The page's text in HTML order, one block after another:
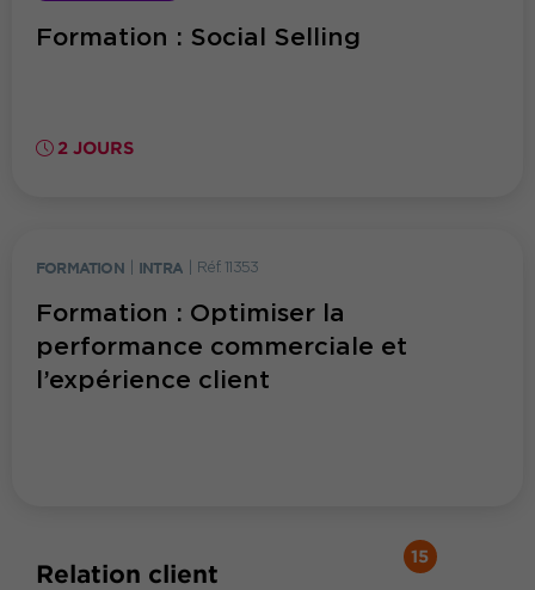
Formation : Social Selling
2 JOURS
FORMATION INTRA Réf. 11353
Formation : Optimiser la
performance commerciale et
l’expérience client
Relation client
15